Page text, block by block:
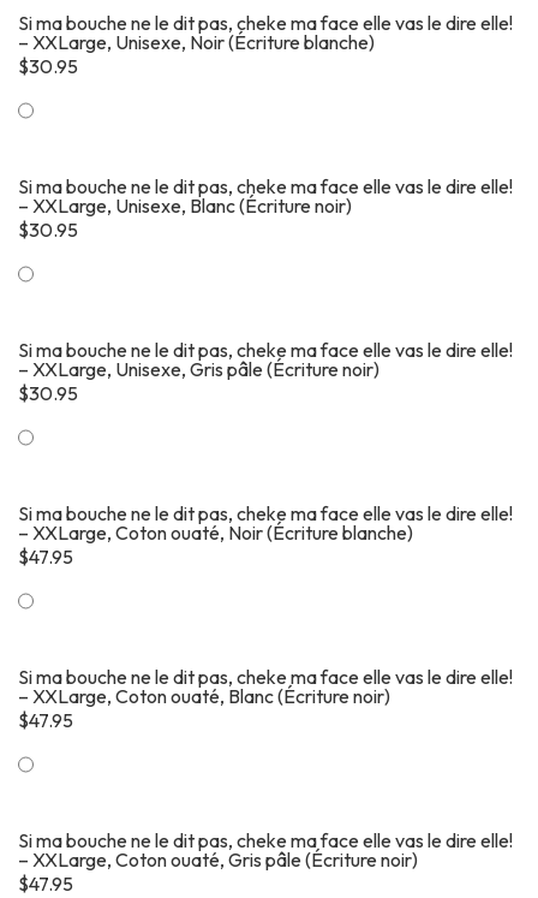
Si ma bouche ne le dit pas, cheke ma face elle vas le dire elle!
– XXLarge, Unisexe, Noir (Écriture blanche)
$30.95
Si ma bouche ne le dit pas, cheke ma face elle vas le dire elle!
– XXLarge, Unisexe, Blanc (Écriture noir)
$30.95
Si ma bouche ne le dit pas, cheke ma face elle vas le dire elle!
– XXLarge, Unisexe, Gris pâle (Écriture noir)
$30.95
Si ma bouche ne le dit pas, cheke ma face elle vas le dire elle!
– XXLarge, Coton ouaté, Noir (Écriture blanche)
$47.95
Si ma bouche ne le dit pas, cheke ma face elle vas le dire elle!
– XXLarge, Coton ouaté, Blanc (Écriture noir)
$47.95
Si ma bouche ne le dit pas, cheke ma face elle vas le dire elle!
– XXLarge, Coton ouaté, Gris pâle (Écriture noir)
$47.95